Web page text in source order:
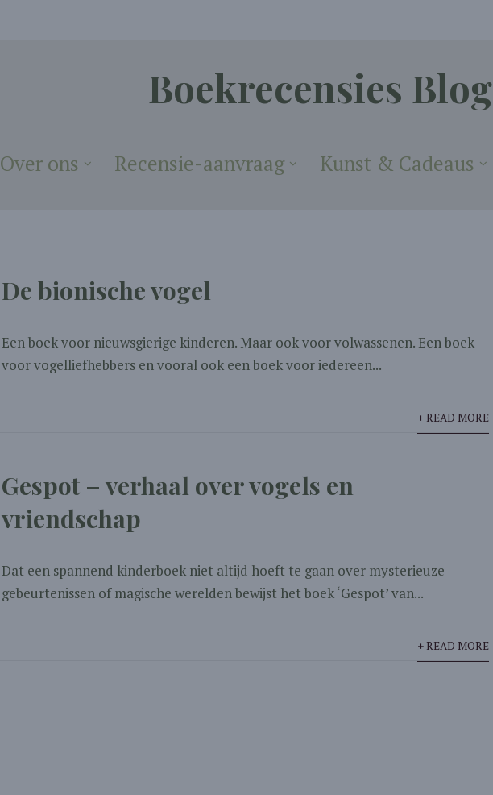
Boekrecensies Blog
Over ons Recensie-aanvraag Kunst & Cadeaus
De bionische vogel
Een boek voor nieuwsgierige kinderen. Maar ook voor volwassenen. Een boek
voor vogelliefhebbers en vooral ook een boek voor iedereen...
+ READ MORE
Gespot – verhaal over vogels en
vriendschap
Dat een spannend kinderboek niet altijd hoeft te gaan over mysterieuze
gebeurtenissen of magische werelden bewijst het boek ‘Gespot’ van...
+ READ MORE